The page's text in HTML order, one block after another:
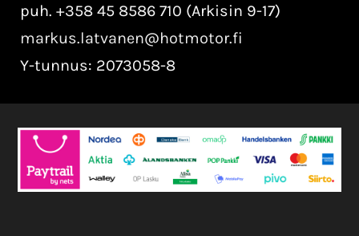
puh. +358 45 8586 710 (Arkisin 9-17)
markus.latvanen@hotmotor.fi
Y-tunnus: 2073058-8